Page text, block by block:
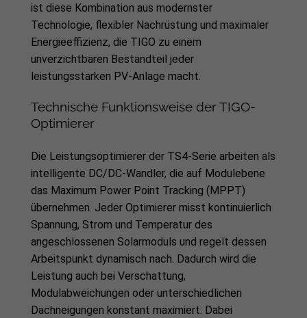
ist diese Kombination aus modernster
Technologie, flexibler Nachrüstung und maximaler
Energieeffizienz, die TIGO zu einem
unverzichtbaren Bestandteil jeder
leistungsstarken PV-Anlage macht.
Technische Funktionsweise der TIGO-
Optimierer
Die Leistungsoptimierer der TS4-Serie arbeiten als
intelligente DC/DC-Wandler, die auf Modulebene
das Maximum Power Point Tracking (MPPT)
übernehmen. Jeder Optimierer misst kontinuierlich
Spannung, Strom und Temperatur des
angeschlossenen Solarmoduls und regelt dessen
Arbeitspunkt dynamisch nach. Dadurch wird die
Leistung auch bei Verschattung,
Modulabweichungen oder unterschiedlichen
Dachneigungen konstant maximiert. Dabei